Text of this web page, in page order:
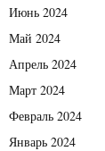
Июнь 2024
Май 2024
Апрель 2024
Март 2024
Февраль 2024
Январь 2024